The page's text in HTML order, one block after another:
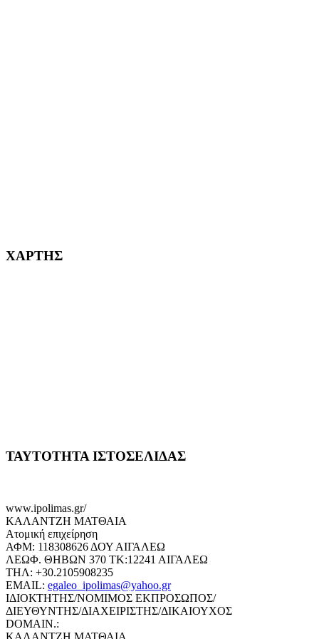
ΧΑΡΤΗΣ
ΤΑΥΤΟΤΗΤΑ ΙΣΤΟΣΕΛΙΔΑΣ
www.ipolimas.gr/
ΚΑΛΑΝΤΖΗ ΜΑΤΘΑΙΑ
Ατομική επιχείρηση
ΑΦΜ: 118308626 ΔΟΥ ΑΙΓΑΛΕΩ
ΛΕΩΦ. ΘΗΒΩΝ 370 ΤΚ:12241 ΑΙΓΑΛΕΩ
ΤΗΛ: +30.2105908235
EMAIL: egaleo_ipolimas@yahoo.gr
ΙΔΙΟΚΤΗΤΗΣ/ΝΟΜΙΜΟΣ ΕΚΠΡΟΣΩΠΟΣ/
ΔΙΕΥΘΥΝΤΗΣ/ΔΙΑΧΕΙΡΙΣΤΗΣ/ΔΙΚΑΙΟΥΧΟΣ
DOMAIN.:
ΚΑΛΑΝΤΖΗ ΜΑΤΘΑΙΑ